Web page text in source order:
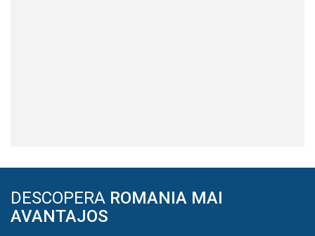
DESCOPERA ROMANIA MAI
AVANTAJOS